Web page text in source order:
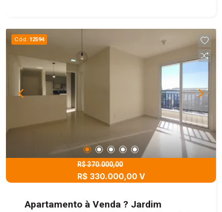
Cód. 12594
R$ 370.000,00
R$ 330.000,00 V
Apartamento à Venda ? Jardim